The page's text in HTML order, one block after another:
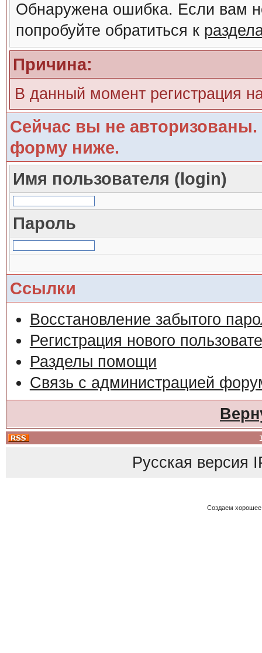
Обнаружена ошибка. Если вам
попробуйте обратиться к
Причина:
В данный момент регистрация
Сейчас вы не авторизованы.
форму ниже.
Имя пользователя (login)
Пароль
Ссылки
Восстановление забытого
Регистрация нового
Разделы помощи
Связь с администрацией
Русская версия
Создаем